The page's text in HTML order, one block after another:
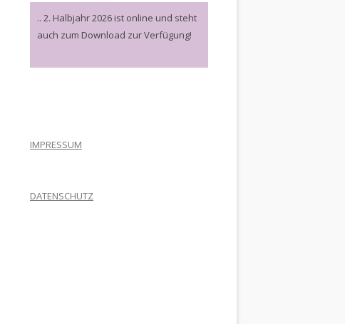
.. 2. Halbjahr 2026 ist online und steht
auch zum Download zur Verfügung!
IMPRESSUM
DATENSCHUTZ